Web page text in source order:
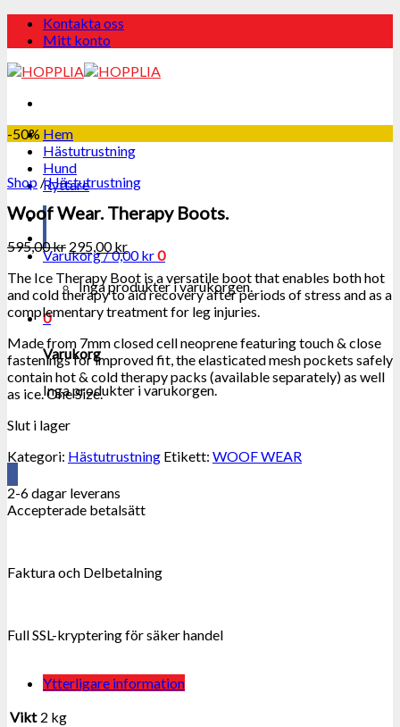
Skip
Kontakta oss
Mitt konto
Hem
Hästutrustning
Hund
Ryttare
Varukorg /0,00kr0
Inga produkter i varukorgen.
0
Varukorg
Inga produkter i varukorgen.
-50%
Shop /Hästutrustning
Woof Wear. Therapy Boots.
595,00kr 295,00kr
The Ice Therapy Boot is a versatile boot that enables both hot
and cold therapy to aid recovery after periods of stress and as a
complementary treatment for leg injuries.
Made from 7mm closed cell neoprene featuring touch & close
fastenings for improved fit, the elasticated mesh pockets safely
contain hot & cold therapy packs (available separately) as well
as ice. One Size.
Slut i lager
Kategori: Hästutrustning Etikett: WOOF WEAR
2-6 dagar leverans
Accepterade betalsätt
Faktura och Delbetalning
Full SSL-kryptering för säker handel
Ytterligare information
Vikt 2 kg